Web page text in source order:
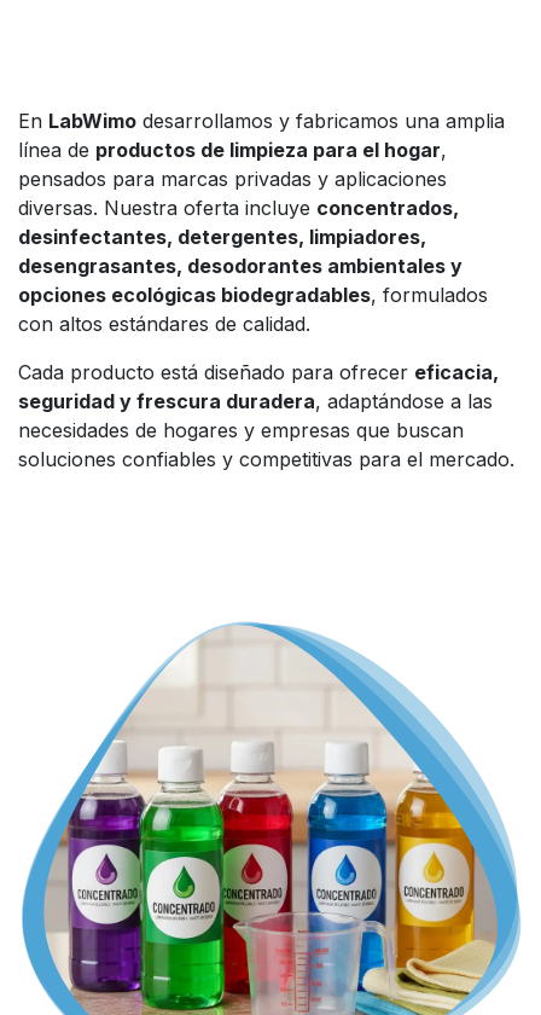
En LabWimo desarrollamos y fabricamos una amplia
línea de productos de limpieza para el hogar,
pensados para marcas privadas y aplicaciones
diversas. Nuestra oferta incluye concentrados,
desinfectantes, detergentes, limpiadores,
desengrasantes, desodorantes ambientales y
opciones ecológicas biodegradables, formulados
con altos estándares de calidad.
Cada producto está diseñado para ofrecer eficacia,
seguridad y frescura duradera, adaptándose a las
necesidades de hogares y empresas que buscan
soluciones confiables y competitivas para el mercado.